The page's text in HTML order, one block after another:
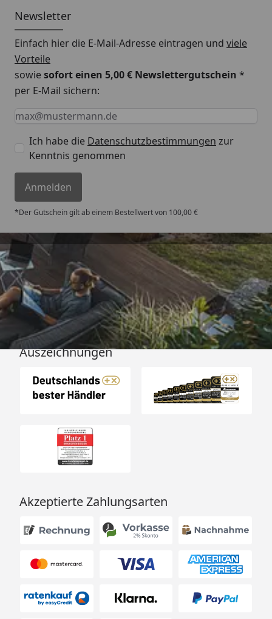
Newsletter
Einfach hier die E-Mail-Adresse eintragen und viele
Vorteile
sowiesofort einen 5,00 € Newslettergutschein *
per E-Mail sichern:
Keine Eingabe erforderlich
Eingabe erforderlich
E-Mail *
Ich habe die Datenschutzbestimmungen zur
Kenntnis genommen
Anmelden
*Der Gutschein gilt ab einem Bestellwert von 100,00 €
Versand
Auszeichnungen
Akzeptierte Zahlungsarten